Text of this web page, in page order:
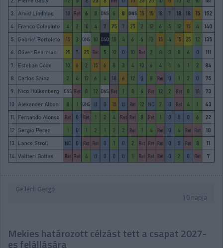
Gellérfi Gergő
10 napja
Mekies határozott célzást tett a csapat 2027-
es felállására